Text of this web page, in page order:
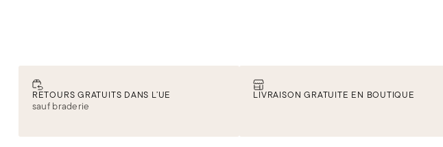
RETOURS GRATUITS DANS L’UE
sauf braderie
LIVRAISON GRATUITE EN BOUTIQUE